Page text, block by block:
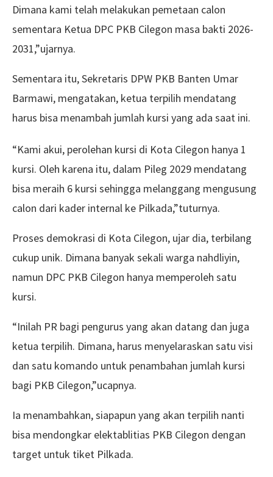
Dimana kami telah melakukan pemetaan calon
sementara Ketua DPC PKB Cilegon masa bakti 2026-
2031,”ujarnya.
Sementara itu, Sekretaris DPW PKB Banten Umar
Barmawi, mengatakan, ketua terpilih mendatang
harus bisa menambah jumlah kursi yang ada saat ini.
“Kami akui, perolehan kursi di Kota Cilegon hanya 1
kursi. Oleh karena itu, dalam Pileg 2029 mendatang
bisa meraih 6 kursi sehingga melanggang mengusung
calon dari kader internal ke Pilkada,”tuturnya.
Proses demokrasi di Kota Cilegon, ujar dia, terbilang
cukup unik. Dimana banyak sekali warga nahdliyin,
namun DPC PKB Cilegon hanya memperoleh satu
kursi.
“Inilah PR bagi pengurus yang akan datang dan juga
ketua terpilih. Dimana, harus menyelaraskan satu visi
dan satu komando untuk penambahan jumlah kursi
bagi PKB Cilegon,”ucapnya.
Ia menambahkan, siapapun yang akan terpilih nanti
bisa mendongkar elektablitias PKB Cilegon dengan
target untuk tiket Pilkada.